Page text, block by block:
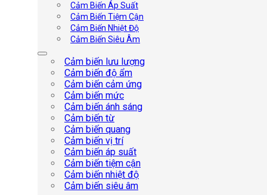
Cảm Biến Áp Suất
Cảm Biến Tiệm Cận
Cảm Biến Nhiệt Độ
Cảm Biến Siêu Âm
Cảm biến lưu lượng
Cảm biến độ ẩm
Cảm biến cảm ứng
Cảm biến mức
Cảm biến ánh sáng
Cảm biến từ
Cảm biến quang
Cảm biến vị trí
Cảm biến áp suất
Cảm biến tiệm cận
Cảm biến nhiệt độ
Cảm biến siêu âm